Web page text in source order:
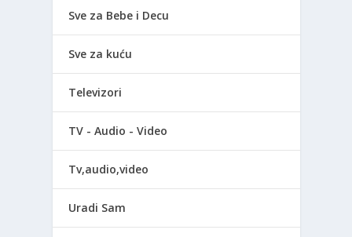
Sve za Bebe i Decu
Sve za kuću
Televizori
TV - Audio - Video
Tv,audio,video
Uradi Sam